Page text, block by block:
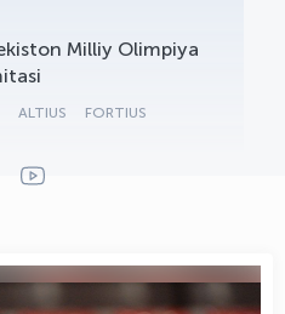
Milliy Olimpiya
ALTIUS FORTIUS